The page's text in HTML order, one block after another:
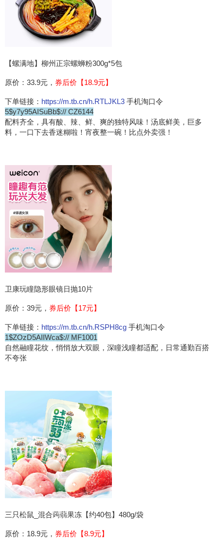
【螺满地】柳州正宗螺蛳粉300g*5包
原价：33.9元， 券后价【18.9元】
下单链接： https://m.tb.cn/h.RTLJKL3 手机淘口令
5$y7y95AISuBb$:// CZ6144
配料齐全，具有酸、辣、鲜、爽的独特风味！汤底鲜美，巨多
料，一口下去香迷糊啦！宵夜整一碗！比点外卖强！
卫康玩瞳隐形眼镜日抛10片
原价：39元， 券后价【17元】
下单链接： https://m.tb.cn/h.RSPH8cg 手机淘口令
1$ZOzD5AIIWca$:// MF1001
自然融瞳花纹，悄悄放大双眼，深瞳浅瞳都适配，日常通勤百搭
不夸张
三只松鼠_混合蒟蒻果冻【约40包】480g/袋
原价：18.9元， 券后价【8.9元】